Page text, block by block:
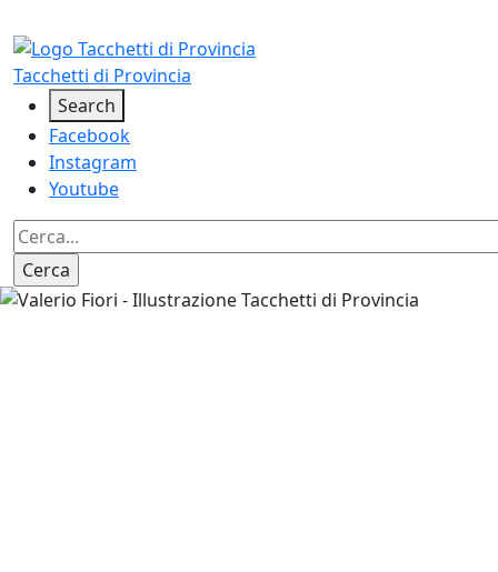
Tacchetti di Provincia
Social
Search
Facebook
Instagram
Youtube
Image